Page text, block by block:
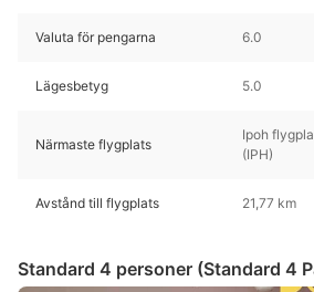
Valuta för pengarna 6.0
Lägesbetyg 5.0
Närmaste flygplats
Ipoh
(IPH)
Avstånd till flygplats 21,77 km
Standard 4 personer (Standard 4